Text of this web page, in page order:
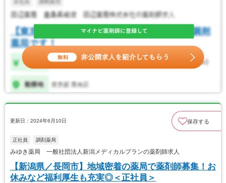
更新日：2024年6月10日 保存する
正社員 調剤薬局
みゆき薬局 一般社団法人新潟メディカルプランの薬剤師求人
【新潟県／長岡市】地域密着の薬局で薬剤師募集！お
休みなど福利厚生も充実◎＜正社員＞